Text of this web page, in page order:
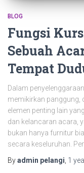
BLOG
Fungsi
Sebuah
Tempat
Dalam
memikirkan panggung,
elemen penting lain
dan kelancaran acara,
bukan hanya furnitur
secara keseluruhan.
Byadmin pelangi 1